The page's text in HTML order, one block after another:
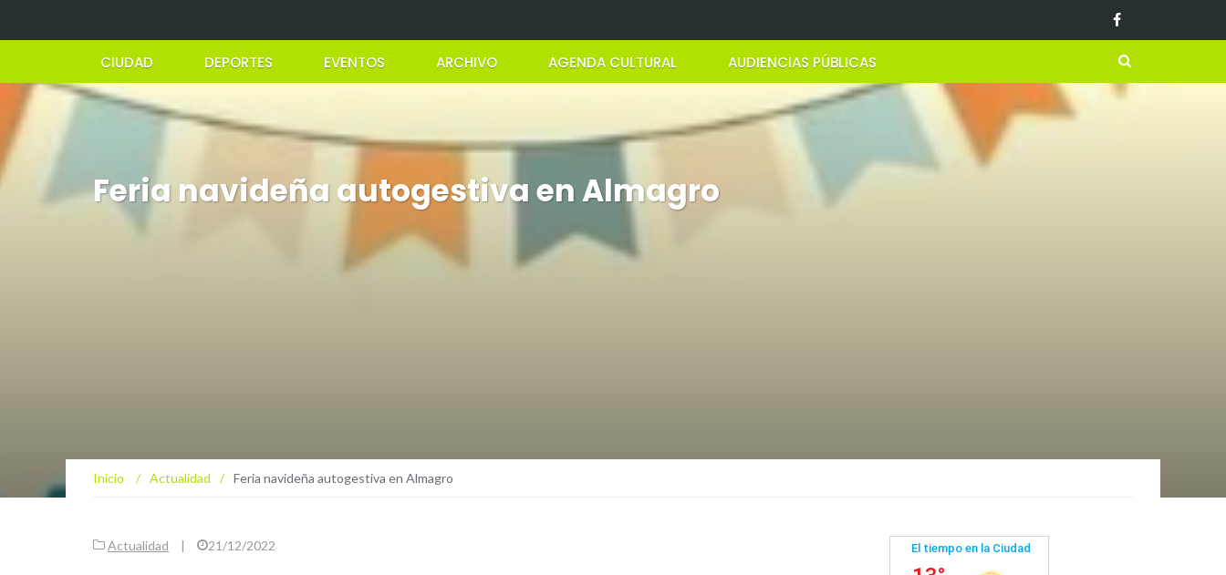
CIUDAD DEPORTES EVENTOS ARCHIVO AGENDA CULTURAL AUDIENCIAS PÚBLICAS
Feria navideña autogestiva en Almagro
Inicio / Actualidad / Feria navideña autogestiva en Almagro
Actualidad | 21/12/2022